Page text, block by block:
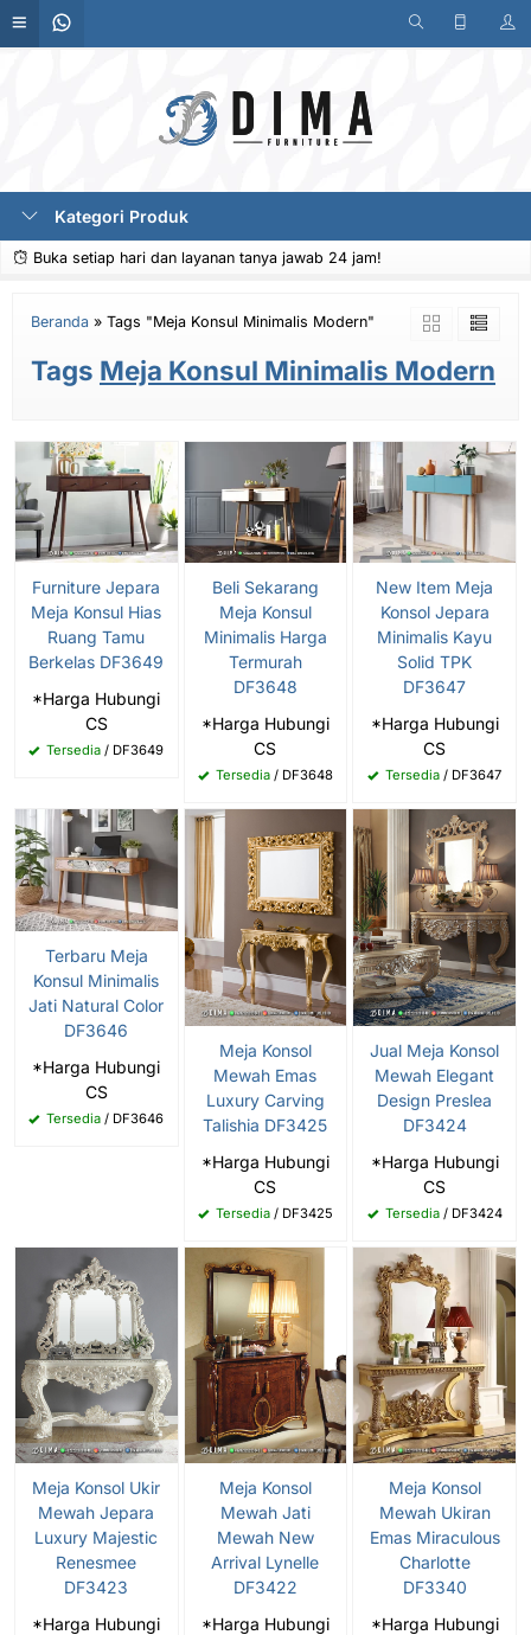
Kategori Produk
Buka setiap hari dan layanan tanya jawab 24 jam!
Beranda » Tags "Meja Konsul Minimalis Modern"
Tags Meja Konsul Minimalis Modern
Furniture Jepara
Meja Konsul Hias
Ruang Tamu
Berkelas DF3649
*Harga Hubungi
CS
Tersedia / DF3649
Beli Sekarang
Meja Konsul
Minimalis Harga
Termurah
DF3648
*Harga Hubungi
CS
Tersedia/ DF3648
New Item Meja
Konsol Jepara
Minimalis Kayu
Solid TPK
DF3647
*Harga Hubungi
CS
Tersedia / DF3647
Terbaru Meja
Konsul Minimalis
Jati Natural Color
DF3646
*Harga Hubungi
CS
Tersedia / DF3646
Meja Konsol
Mewah Emas
Luxury Carving
Talishia DF3425
*Harga Hubungi
CS
Tersedia/ DF3425
Jual Meja Konsol
Mewah Elegant
Design Preslea
DF3424
*Harga Hubungi
CS
Tersedia/ DF3424
Meja Konsol Ukir
Mewah Jepara
Luxury Majestic
Renesmee
DF3423
*Harga Hubungi
Meja Konsol
Mewah Jati
Mewah New
Arrival Lynelle
DF3422
*Harga Hubungi
Meja Konsol
Mewah Ukiran
Emas Miraculous
Charlotte
DF3340
*Harga Hubungi